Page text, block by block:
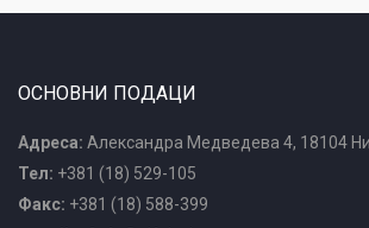
ОСНОВНИ ПОДАЦИ
Адреса: Александра Медведева 4, 18104
Тел: +381 (18) 529-105
Факс: +381 (18) 588-399